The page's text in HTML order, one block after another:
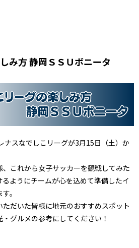
み方 静岡ＳＳＵボニータ
ナスなでしこリーグが3月15日（土）か
これから女子サッカーを観戦してみた
ようにチームが心を込めて準備したイ
。
だいた皆様に地元のおすすめスポット
グルメの参考にしてください！